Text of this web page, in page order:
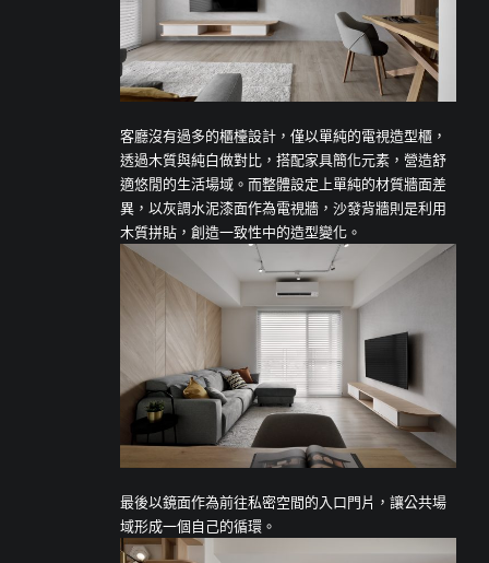
客廳沒有過多的櫃檯設計，僅以單純的電視造型櫃，
透過木質與純白做對比，搭配家具簡化元素，營造舒
適悠閒的生活場域。而整體設定上單純的材質牆面差
異，以灰調水泥漆面作為電視牆，沙發背牆則是利用
木質拼貼，創造一致性中的造型變化。
最後以鏡面作為前往私密空間的入口門片，讓公共場
域形成一個自己的循環。